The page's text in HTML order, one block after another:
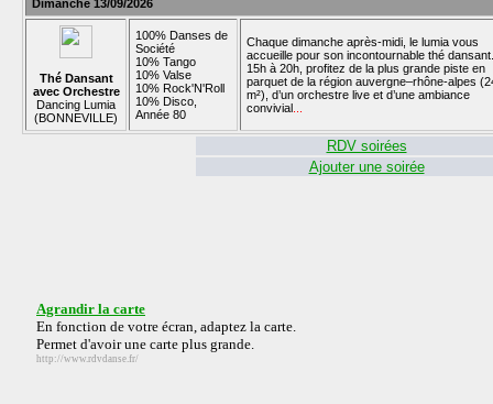
Dimanche 13/09/2026
Thé Dansant
avec Orchestre
Dancing Lumia
(BONNEVILLE)
100% Danses de
Société
10% Tango
10% Valse
10% Rock'N'Roll
10% Disco,
Année 80
Chaque dimanche après-midi, le lumia vous
accueille pour son incontournable thé
15h à 20h, profitez de la plus grande piste en
parquet de la région auvergne–rhône-alpes
m²), d’un orchestre live et d’une ambiance
convivial
RDV soirées
Ajouter une soirée
Agrandir la carte
En fonction de votre écran, adaptez la carte.
Permet d'avoir une carte plus grande.
http://www.rdvdanse.fr/